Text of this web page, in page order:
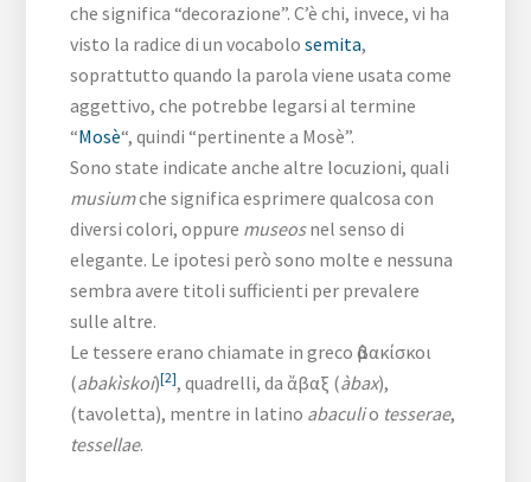
che significa “decorazione”. C’è chi, invece, vi ha
visto la radice di un vocabolosemita,
soprattutto quando la parola viene usata come
aggettivo, che potrebbe legarsi al termine
“Mosè“, quindi “pertinente a Mosè”.
Sono state indicate anche altre locuzioni, quali
musiumche significa esprimere qualcosa con
diversi colori, oppure museosnel senso di
elegante. Le ipotesi però sono molte e nessuna
sembra avere titoli sufficienti per prevalere
sulle altre.
Le tessere erano chiamate in greco ἀβακίσκοι
(abakìskoi)[2], quadrelli, da ἄβαξ (àbax),
(tavoletta), mentre in latino abaculio tesserae,
tessellae.